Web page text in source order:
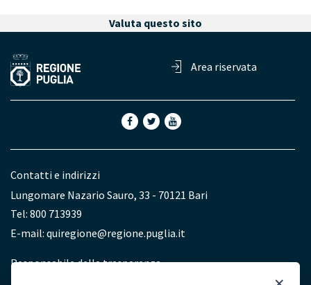
Valuta questo sito
Area riservata
Contatti e indirizzi
Lungomare Nazario Sauro, 33 - 70121 Bari
Tel: 800 713939
E-mail: quiregione@regione.puglia.it
Redazione
Responsabile della trasparenza